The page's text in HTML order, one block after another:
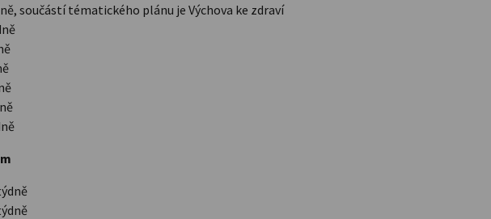
tématického plánu je Výchova ke zdraví